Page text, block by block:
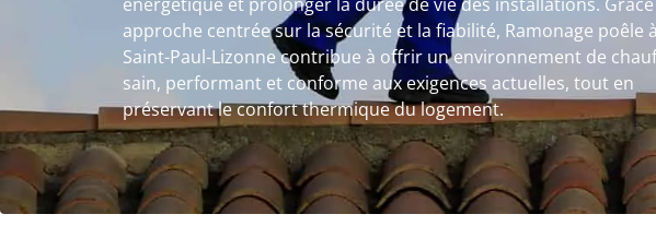
approche centrée sur la sécurité et la fiabilité, Ramonage poêle
Saint-Paul-Lizonne contribue à offrir un environnement de
sain, performant et conforme aux exigences actuelles, tout en
préservant le confort thermique du logement.